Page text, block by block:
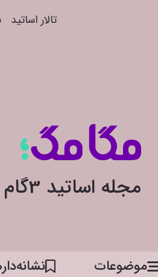
تالار اساتید
مجله اساتید 3گام
موضوعات